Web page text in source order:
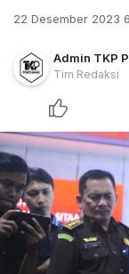
22 Desember 2023
Admin TKP
Tim Redaksi